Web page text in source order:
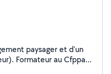
paysager et d'un
Formateur au Cfppa